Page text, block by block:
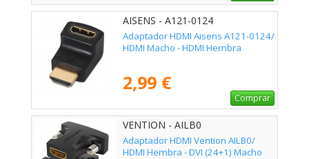
AISENS - A121-0124
Adaptador HDMI Aisens A121-0124/
HDMI Macho - HDMI Hembra
2,99 €
Comprar
VENTION - AILB0
Adaptador HDMI Vention AILB0/
HDMI Hembra - DVI (24+1) Macho